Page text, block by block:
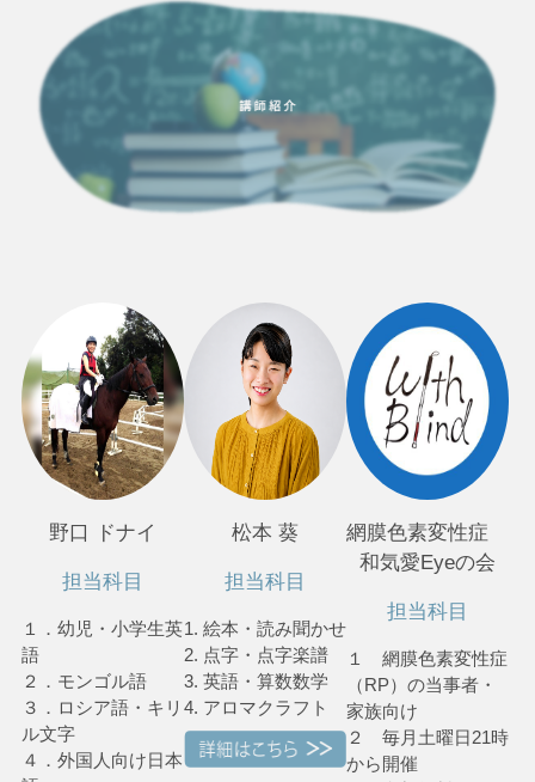
野口 ドナイ
担当科目
１．幼児・小学生英
語
２．モンゴル語
３．ロシア語・キリ
ル文字
４．外国人向け日本
松本 葵
担当科目
1. 絵本・読み聞かせ
2. 点字・点字楽譜
3. 英語・算数数学
4. アロマクラフト
網膜色素変性症
和気愛Eyeの会
担当科目
１ 網膜色素変性症
（RP）の当事者・
家族向け
２ 毎月土曜日21時
から開催